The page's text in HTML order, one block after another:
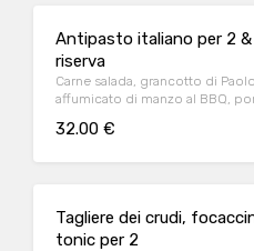
Antipasto italiano per 2
riserva
Carne salada, grancotto di
affumicato di manzo al BBQ,
in casa) & Vermouth riserva
32.00 €
Tagliere dei crudi,
tonic per 2